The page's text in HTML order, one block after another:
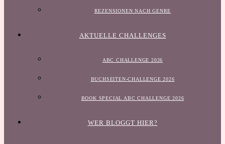
REZENSIONEN NACH GENRE
AKTUELLE CHALLENGES
ABC CHALLENGE 2026
BUCHSEITEN-CHALLENGE 2026
BOOK SPECIAL ABC CHALLENGE 2026
WER BLOGGT HIER?